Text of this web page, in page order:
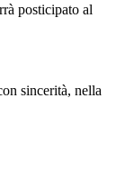
posticipato al
sincerità, nella